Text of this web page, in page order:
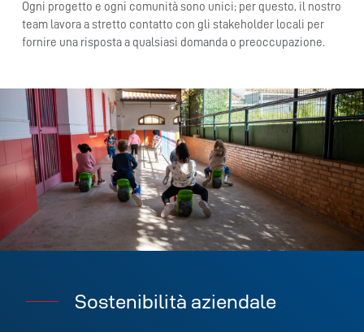
Ogni progetto e ogni comunità sono unici; per questo, il nostro
team lavora a stretto contatto con gli stakeholder locali per
fornire una risposta a qualsiasi domanda o preoccupazione.
Sostenibilità aziendale